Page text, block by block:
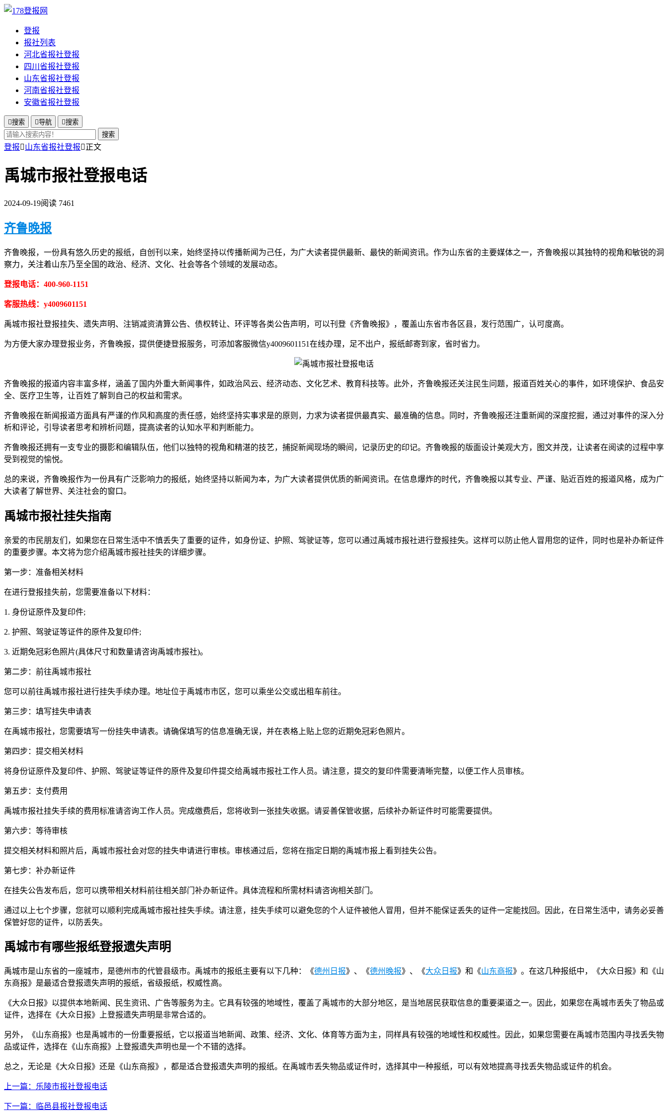
登报
报社列表
河北省报社登报
四川省报社登报
山东省报社登报
河南省报社登报
安徽省报社登报
搜索 导航 搜索
搜索
登报山东省报社登报正文
禹城市报社登报电话
2024-09-19阅读 7461
齐鲁晚报
齐鲁晚报，一份具有悠久历史的报纸，自创刊以来，始终坚持以传播新闻为己任，为广大读者提供最新、最快的新闻资讯。作为山东省的主要媒体之一，齐鲁晚报以其独特的视角和敏锐的洞
察力，关注着山东乃至全国的政治、经济、文化、社会等各个领域的发展动态。
登报电话：400-960-1151
客服热线：y4009601151
禹城市报社登报挂失、遗失声明、注销减资清算公告、债权转让、环评等各类公告声明，可以刊登《齐鲁晚报》，覆盖山东省市各区县，发行范围广，认可度高。
为方便大家办理登报业务，齐鲁晚报，提供便捷登报服务，可添加客服微信y4009601151在线办理，足不出户，报纸邮寄到家，省时省力。
齐鲁晚报的报道内容丰富多样，涵盖了国内外重大新闻事件，如政治风云、经济动态、文化艺术、教育科技等。此外，齐鲁晚报还关注民生问题，报道百姓关心的事件，如环境保护、食品安
全、医疗卫生等，让百姓了解到自己的权益和需求。
齐鲁晚报在新闻报道方面具有严谨的作风和高度的责任感，始终坚持实事求是的原则，力求为读者提供最真实、最准确的信息。同时，齐鲁晚报还注重新闻的深度挖掘，通过对事件的深入分
析和评论，引导读者思考和辨析问题，提高读者的认知水平和判断能力。
齐鲁晚报还拥有一支专业的摄影和编辑队伍，他们以独特的视角和精湛的技艺，捕捉新闻现场的瞬间，记录历史的印记。齐鲁晚报的版面设计美观大方，图文并茂，让读者在阅读的过程中享
受到视觉的愉悦。
总的来说，齐鲁晚报作为一份具有广泛影响力的报纸，始终坚持以新闻为本，为广大读者提供优质的新闻资讯。在信息爆炸的时代，齐鲁晚报以其专业、严谨、贴近百姓的报道风格，成为广
大读者了解世界、关注社会的窗口。
禹城市报社挂失指南
亲爱的市民朋友们，如果您在日常生活中不慎丢失了重要的证件，如身份证、护照、驾驶证等，您可以通过禹城市报社进行登报挂失。这样可以防止他人冒用您的证件，同时也是补办新证件
的重要步骤。本文将为您介绍禹城市报社挂失的详细步骤。
第一步：准备相关材料
在进行登报挂失前，您需要准备以下材料：
1. 身份证原件及复印件;
2. 护照、驾驶证等证件的原件及复印件;
3. 近期免冠彩色照片(具体尺寸和数量请咨询禹城市报社)。
第二步：前往禹城市报社
您可以前往禹城市报社进行挂失手续办理。地址位于禹城市市区，您可以乘坐公交或出租车前往。
第三步：填写挂失申请表
在禹城市报社，您需要填写一份挂失申请表。请确保填写的信息准确无误，并在表格上贴上您的近期免冠彩色照片。
第四步：提交相关材料
将身份证原件及复印件、护照、驾驶证等证件的原件及复印件提交给禹城市报社工作人员。请注意，提交的复印件需要清晰完整，以便工作人员审核。
第五步：支付费用
禹城市报社挂失手续的费用标准请咨询工作人员。完成缴费后，您将收到一张挂失收据。请妥善保管收据，后续补办新证件时可能需要提供。
第六步：等待审核
提交相关材料和照片后，禹城市报社会对您的挂失申请进行审核。审核通过后，您将在指定日期的禹城市报上看到挂失公告。
第七步：补办新证件
在挂失公告发布后，您可以携带相关材料前往相关部门补办新证件。具体流程和所需材料请咨询相关部门。
通过以上七个步骤，您就可以顺利完成禹城市报社挂失手续。请注意，挂失手续可以避免您的个人证件被他人冒用，但并不能保证丢失的证件一定能找回。因此，在日常生活中，请务必妥善
保管好您的证件，以防丢失。
禹城市有哪些报纸登报遗失声明
禹城市是山东省的一座城市，是德州市的代管县级市。禹城市的报纸主要有以下几种：《德州日报》、《德州晚报》、《大众日报》和《山东商报》。在这几种报纸中，《大众日报》和《山
东商报》是最适合登报遗失声明的报纸，省级报纸，权威性高。
《大众日报》以提供本地新闻、民生资讯、广告等服务为主。它具有较强的地域性，覆盖了禹城市的大部分地区，是当地居民获取信息的重要渠道之一。因此，如果您在禹城市丢失了物品或
证件，选择在《大众日报》上登报遗失声明是非常合适的。
另外，《山东商报》也是禹城市的一份重要报纸，它以报道当地新闻、政策、经济、文化、体育等方面为主，同样具有较强的地域性和权威性。因此，如果您需要在禹城市范围内寻找丢失物
品或证件，选择在《山东商报》上登报遗失声明也是一个不错的选择。
总之，无论是《大众日报》还是《山东商报》，都是适合登报遗失声明的报纸。在禹城市丢失物品或证件时，选择其中一种报纸，可以有效地提高寻找丢失物品或证件的机会。
上一篇：乐陵市报社登报电话
下一篇：临邑县报社登报电话